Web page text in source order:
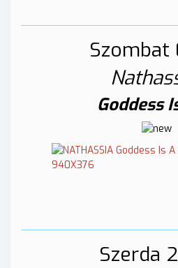
Szombat
Goddess
Szerda